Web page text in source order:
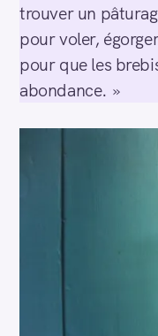
trouver un
pour voler,
pour que les
abondance. »